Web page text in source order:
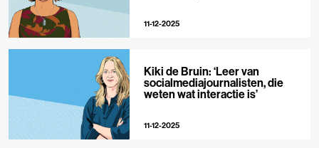
11-12-2025
Kiki de Bruin: ‘Leer van
socialmediajournalisten, die
weten wat interactie is’
11-12-2025